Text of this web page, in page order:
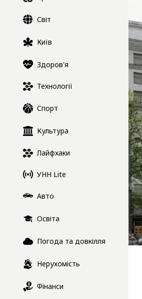
Світ
Київ
Здоров'я
Технології
Спорт
Культура
Лайфхаки
УНН Lite
Авто
Освіта
Погода та довкілля
Нерухомість
Фінанси